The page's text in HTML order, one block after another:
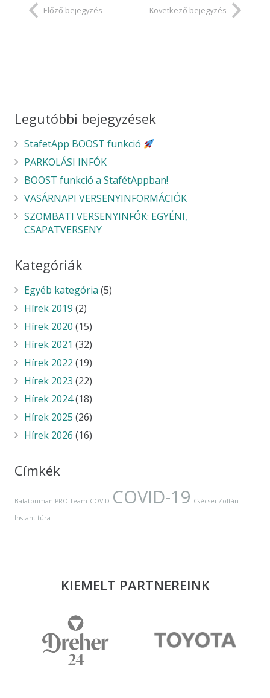
Előző bejegyzés Következő bejegyzés
Legutóbbi bejegyzések
StafetApp BOOST funkció
PARKOLÁSI INFÓK
BOOST funkció a StafétAppban!
VASÁRNAPI VERSENYINFORMÁCIÓK
SZOMBATI VERSENYINFÓK: EGYÉNI,
CSAPATVERSENY
Kategóriák
Egyéb kategória (5)
Hírek 2019 (2)
Hírek 2020 (15)
Hírek 2021 (32)
Hírek 2022 (19)
Hírek 2023 (22)
Hírek 2024(18)
Hírek 2025 (26)
Hírek 2026 (16)
Címkék
Balatonman PRO Team COVID COVID-19 Csécsei Zoltán
Instant túra
KIEMELT PARTNEREINK